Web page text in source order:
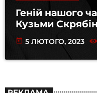
Геній нашого
Кузьми
today 5 ЛЮТОГО, 2023